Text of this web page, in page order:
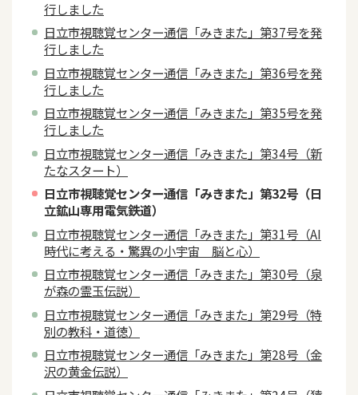
行しました
日立市視聴覚センター通信「みきまた」第37号を発
行しました
日立市視聴覚センター通信「みきまた」第36号を発
行しました
日立市視聴覚センター通信「みきまた」第35号を発
行しました
日立市視聴覚センター通信「みきまた」第34号（新
たなスタート）
日立市視聴覚センター通信「みきまた」第32号（日
立鉱山専用電気鉄道）
日立市視聴覚センター通信「みきまた」第31号（AI
時代に考える・驚異の小宇宙 脳と心）
日立市視聴覚センター通信「みきまた」第30号（泉
が森の霊玉伝説）
日立市視聴覚センター通信「みきまた」第29号（特
別の教科・道徳）
日立市視聴覚センター通信「みきまた」第28号（金
沢の黄金伝説）